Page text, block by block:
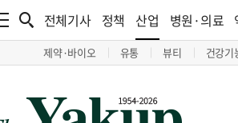
전체기사 정책 산업
제약·바이오 유통 뷰티 건강기
병원·의료